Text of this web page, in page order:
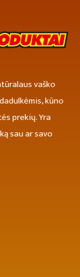
vaško
kūno
prekių. Yra
sau ar savo